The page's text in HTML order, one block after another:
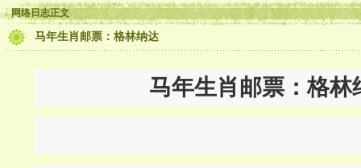
网络日志正文
马年生肖邮票：格林纳达
马年生肖邮票：格林